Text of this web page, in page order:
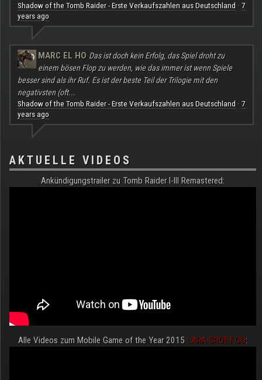
Shadow of the Tomb Raider - Erste Verkaufszahlen aus Deutschland · 7
years ago
MARC EL HO Das ist doch kein Erfolg, das Spiel droht zu
einem bösen Flop zu werden, wie das immer ist wenn Spiele
besser sind als ihr Ruf. Es ist der beste Teil der Trilogie mit den
negativsten (oft...
Shadow of the Tomb Raider - Erste Verkaufszahlen aus Deutschland · 7
years ago
AKTUELLE VIDEOS
Ankündigungstrailer zu Tomb Raider I-III Remastered:
Alle Videos zum Mobile Game of the Year 2015 LARA CROFT GO: